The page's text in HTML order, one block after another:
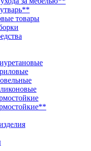
товары